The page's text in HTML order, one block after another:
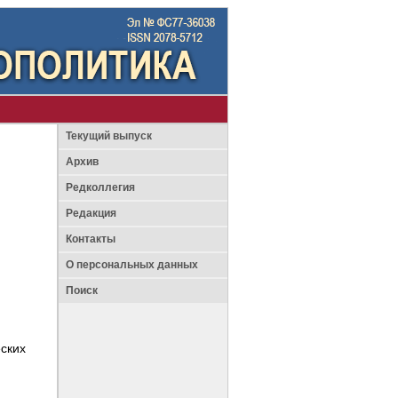
Текущий выпуск
Архив
Редколлегия
Редакция
Контакты
О персональных данных
Поиск